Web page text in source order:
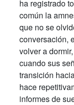
ha registrado
común la
que no se
conversación,
volver a
cuando sus
transición
hace
informes de